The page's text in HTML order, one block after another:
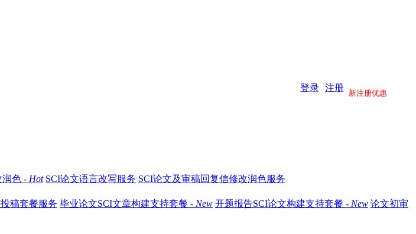
登录 注册
新注册优惠
润色 - Hot SCI论文语言改写服务 SCI论文及审稿回复信修改润色服务
稿套餐服务 毕业论文SCI文章构建支持套餐 - New 开题报告SCI论文构建支持套餐 - New 论文初审